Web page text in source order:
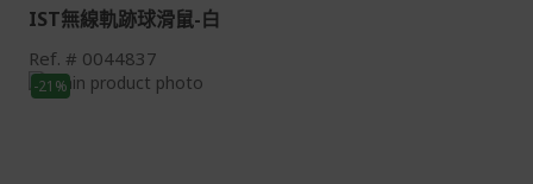
IST無線軌跡球滑鼠-白
Ref. 0044837
Skip
to
-21%
Skip